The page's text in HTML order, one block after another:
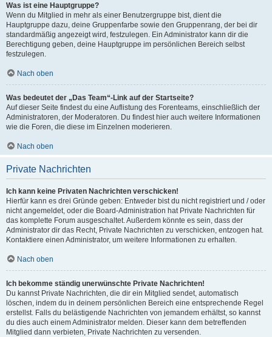
Was ist eine Hauptgruppe?
Wenn du Mitglied in mehr als einer Benutzergruppe bist, dient die
Hauptgruppe dazu, deine Gruppenfarbe sowie den Gruppenrang, der bei dir
standardmäßig angezeigt wird, festzulegen. Ein Administrator kann dir die
Berechtigung geben, deine Hauptgruppe im persönlichen Bereich selbst
festzulegen.
Nach oben
Was bedeutet der „Das Team“-Link auf der Startseite?
Auf dieser Seite findest du eine Auflistung des Forenteams, einschließlich der
Administratoren, der Moderatoren. Du findest hier auch weitere Informationen
wie die Foren, die diese im Einzelnen moderieren.
Nach oben
Private Nachrichten
Ich kann keine Privaten Nachrichten verschicken!
Hierfür kann es drei Gründe geben: Entweder bist du nicht registriert und / oder
nicht angemeldet, oder die Board-Administration hat Private Nachrichten für
das komplette Forum ausgeschaltet. Außerdem könnte es sein, dass der
Administrator dir das Recht, Private Nachrichten zu verschicken, entzogen hat.
Kontaktiere einen Administrator, um weitere Informationen zu erhalten.
Nach oben
Ich bekomme ständig unerwünschte Private Nachrichten!
Du kannst Private Nachrichten, die dir ein Mitglied sendet, automatisch
löschen, indem du in deinem persönlichen Bereich eine entsprechende Regel
erstellst. Falls du belästigende Nachrichten von jemandem erhältst, so kannst
du dies auch einem Administrator melden. Dieser kann dem betreffenden
Mitglied dann verbieten, Private Nachrichten zu versenden.